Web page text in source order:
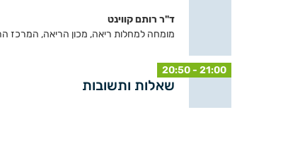
ד"ר רותם קווינט
מומחה למחלות ריאה, מכון הריאה, המרכז
20:50 - 21:00
שאלות ותשובות